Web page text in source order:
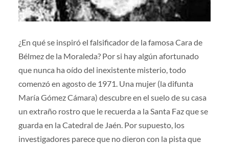
¿En qué se inspiró el falsificador de la famosa Cara de
Bélmez de la Moraleda? Por si hay algún afortunado
que nunca ha oído del inexistente misterio, todo
comenzó en agosto de 1971. Una mujer (la difunta
María Gómez Cámara) descubre en el suelo de su casa
un extraño rostro que le recuerda a la Santa Faz que se
guarda en la Catedral de Jaén. Por supuesto, los
investigadores parece que no dieron con la pista que